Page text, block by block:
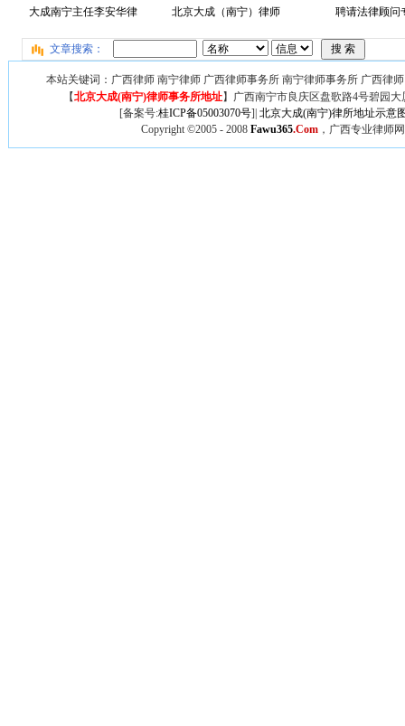
大成南宁主任李安华律 北京大成（南宁）律师 聘请法律顾问
文章搜索：
本站关键词：广西律师 南宁律师 广西律师事务所 南宁律师事务所 广西律
【北京大成(南宁)律师事务所地址】广西南宁市良庆区盘歌路4号碧园
[备案号:桂ICP备05003070号]| 北京大成(南宁)律所地址示意
Copyright ©2005 - 2008 Fawu365.Com，广西专业律师